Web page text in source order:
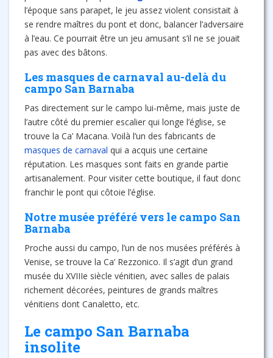
l’époque sans parapet, le jeu assez violent consistait à
se rendre maîtres du pont et donc, balancer l’adversaire
à l’eau. Ce pourrait être un jeu amusant s’il ne se jouait
pas avec des bâtons.
Les masques de carnaval au-delà du
campo San Barnaba
Pas directement sur le campo lui-même, mais juste de
l’autre côté du premier escalier qui longe l’église, se
trouve la Ca’ Macana. Voilà l’un des fabricants de
masques de carnaval qui a acquis une certaine
réputation. Les masques sont faits en grande partie
artisanalement. Pour visiter cette boutique, il faut donc
franchir le pont qui côtoie l’église.
Notre musée préféré vers le campo San
Barnaba
Proche aussi du campo, l’un de nos musées préférés à
Venise, se trouve la Ca’ Rezzonico. Il s’agit d’un grand
musée du XVIIIe siècle vénitien, avec salles de palais
richement décorées, peintures de grands maîtres
vénitiens dont Canaletto, etc.
Le campo San Barnaba
insolite